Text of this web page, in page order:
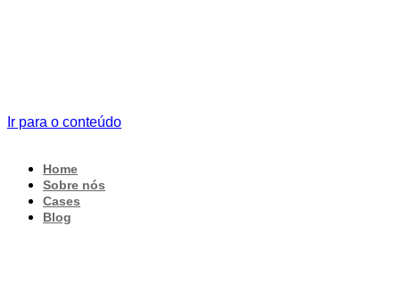
Ir para o conteúdo
Home
Sobre nós
Cases
Blog